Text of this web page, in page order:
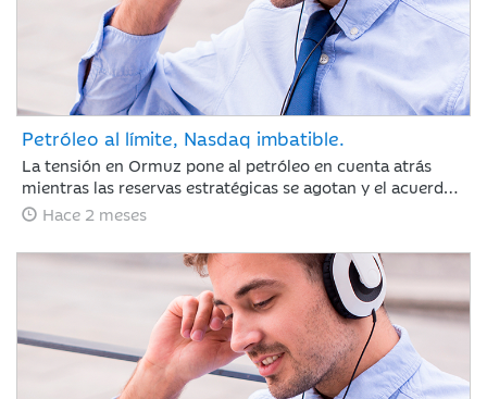
Petróleo al límite, Nasdaq imbatible.
La tensión en Ormuz pone al petróleo en cuenta atrás
mientras las reservas estratégicas se agotan y el acuerdo
con Irán se resiste. Jaime Sáenz de Santamaría, del
por el pulso energético y la resiliencia de unas bolsas
impulsadas por los resultados tecnológicos.
Hace 2 meses